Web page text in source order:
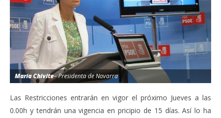
María Chivite– Presidenta de Navarra
Las Restricciones entrarán en vigor el próximo Jueves a las
0.00h y tendrán una vigencia en pricipio de 15 días. Así lo ha